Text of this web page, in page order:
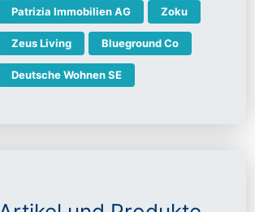
Patrizia Immobilien AG Zoku
Zeus Living Blueground Co
Deutsche Wohnen SE